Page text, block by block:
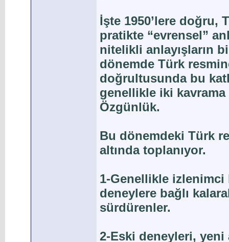
İşte 1950’lere doğru,
pratikte “evrensel”
nitelikli anlayışların
dönemde Türk
doğrultusunda bu
genellikle iki
Özgünlük.
Bu dönemdeki Türk
altında toplanıyor.
1-Genellikle izlenimci
deneylere bağlı
sürdürenler.
2-Eski deneyleri,